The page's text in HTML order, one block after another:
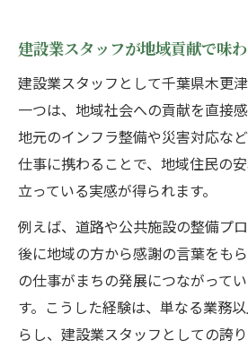
建設業スタッフが地域貢献で味
建設業スタッフとして千葉県木更
一つは、地域社会への貢献を直接感
地元のインフラ整備や災害対応な
仕事に携わることで、地域住民の
立っている実感が得られます。
例えば、道路や公共施設の整備プ
後に地域の方から感謝の言葉をも
の仕事がまちの発展につながって
す。こうした経験は、単なる業務
らし、建設業スタッフとしての誇